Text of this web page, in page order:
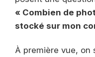
« Combien de
stocké sur mon
À première vue, on